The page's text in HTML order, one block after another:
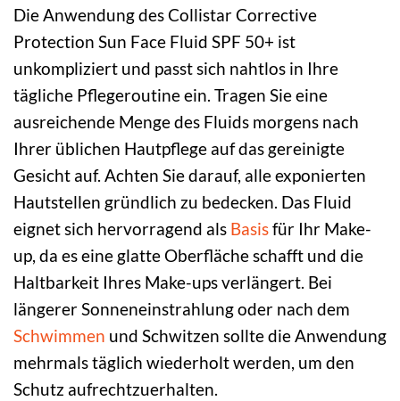
Die Anwendung des Collistar Corrective
Protection Sun Face Fluid SPF 50+ ist
unkompliziert und passt sich nahtlos in Ihre
tägliche Pflegeroutine ein. Tragen Sie eine
ausreichende Menge des Fluids morgens nach
Ihrer üblichen Hautpflege auf das gereinigte
Gesicht auf. Achten Sie darauf, alle exponierten
Hautstellen gründlich zu bedecken. Das Fluid
eignet sich hervorragend als Basisfür Ihr Make-
up, da es eine glatte Oberfläche schafft und die
Haltbarkeit Ihres Make-ups verlängert. Bei
längerer Sonneneinstrahlung oder nach dem
Schwimmen und Schwitzen sollte die Anwendung
mehrmals täglich wiederholt werden, um den
Schutz aufrechtzuerhalten.